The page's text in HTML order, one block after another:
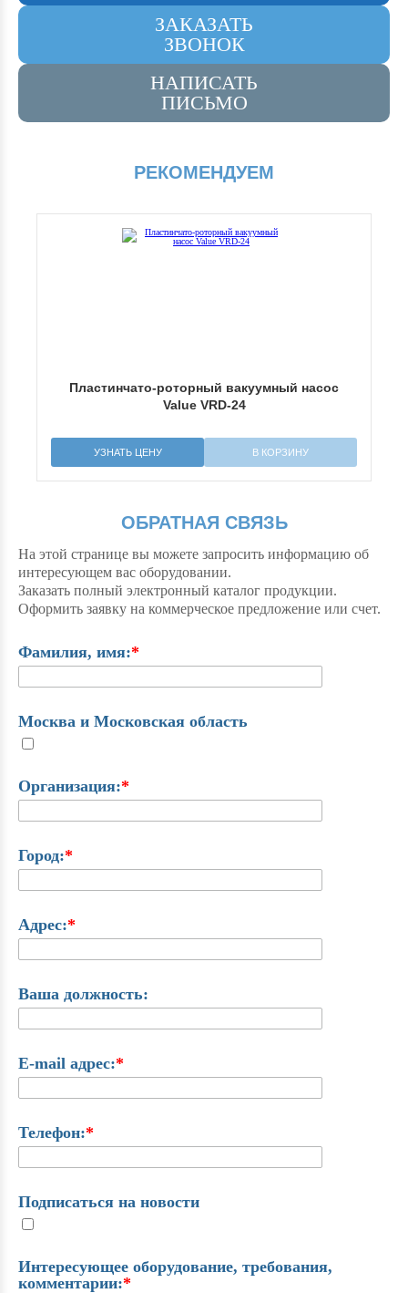
ЗАКАЗАТЬ
ЗВОНОК
НАПИСАТЬ
ПИСЬМО
РЕКОМЕНДУЕМ
роторный вакуумный насос
В КОРЗИНУ
Пластинчато-
ОБРАТНАЯ СВЯЗЬ
На этой странице вы можете запросить информацию об
интересующем вас оборудовании.
Заказать полный электронный каталог продукции.
Оформить заявку на коммерческое предложение или счет.
Фамилия, имя:*
Москва и Московская область
Организация:*
Город:*
Адрес:*
Ваша должность:
E-mail адрес:*
Телефон:*
Подписаться на новости
Интересующее оборудование, требования,
комментарии:*